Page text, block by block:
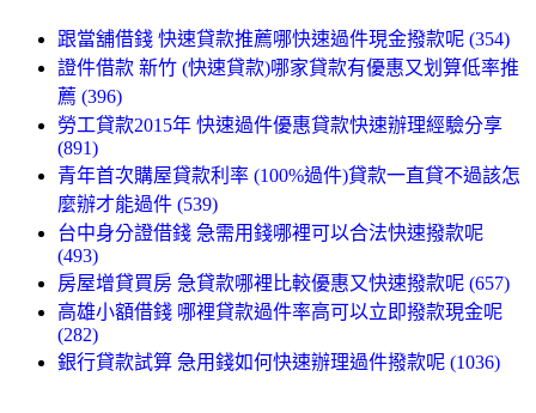
跟當舖借錢 快速貸款推薦哪快速過件現金撥款呢 (354)
證件借款 新竹 (快速貸款)哪家貸款有優惠又划算低率推
薦 (396)
勞工貸款2015年 快速過件優惠貸款快速辦理經驗分享
(891)
青年首次購屋貸款利率 (100%過件)貸款一直貸不過該怎
麼辦才能過件 (539)
台中身分證借錢 急需用錢哪裡可以合法快速撥款呢
(493)
房屋增貸買房 急貸款哪裡比較優惠又快速撥款呢 (657)
高雄小額借錢 哪裡貸款過件率高可以立即撥款現金呢
(282)
銀行貸款試算 急用錢如何快速辦理過件撥款呢 (1036)